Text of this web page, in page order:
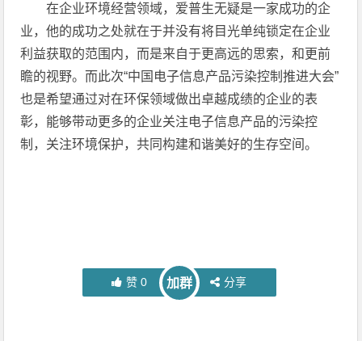
在企业环境经营领域，爱普生无疑是一家成功的企
业，他的成功之处就在于并没有将目光单纯锁定在企业
利益获取的范围内，而是来自于更高远的思索，和更前
瞻的视野。而此次“中国电子信息产品污染控制推进大会”
也是希望通过对在环保领域做出卓越成绩的企业的表
彰，能够带动更多的企业关注电子信息产品的污染控
制，关注环境保护，共同构建和谐美好的生存空间。
赞 0 加群 分享